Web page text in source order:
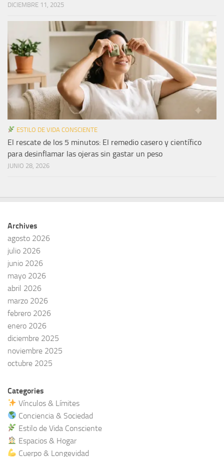
DICIEMBRE 11, 2025
ESTILO DE VIDA CONSCIENTE
El rescate de los 5 minutos: El remedio casero y científico
para desinflamar las ojeras sin gastar un peso
JUNIO 28, 2026
Archives
agosto 2026
julio 2026
junio 2026
mayo 2026
abril 2026
marzo 2026
febrero 2026
enero 2026
diciembre 2025
noviembre 2025
octubre 2025
Categories
Vínculos & Límites
Conciencia & Sociedad
Estilo de Vida Consciente
Espacios & Hogar
Cuerpo & Longevidad